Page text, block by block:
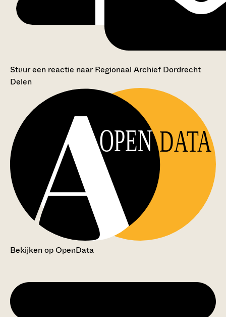
Stuur een reactie naar Regionaal Archief Dordrecht
Delen
OPEN DATA
Bekijken op OpenData